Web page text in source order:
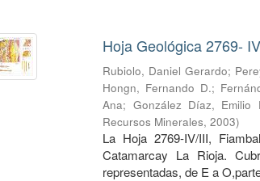
Hoja Geológica 2769-
Rubiolo, Daniel Gerardo;
Hongn, Fernando D.;
Ana; González Díaz, Emilio
Recursos Minerales,2003)
La Hoja 2769-IV/III,
Catamarcay La Rioja.
representadas, de E a